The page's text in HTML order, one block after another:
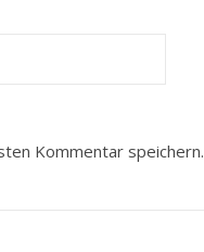
Kommentar speichern.